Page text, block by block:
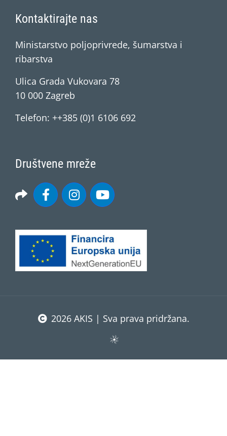
Kontaktirajte nas
Ministarstvo poljoprivrede, šumarstva i
ribarstva
Ulica Grada Vukovara 78
10 000 Zagreb
Telefon: ++385 (0)1 6106 692
Društvene mreže
2026 AKIS | Sva prava pridržana.